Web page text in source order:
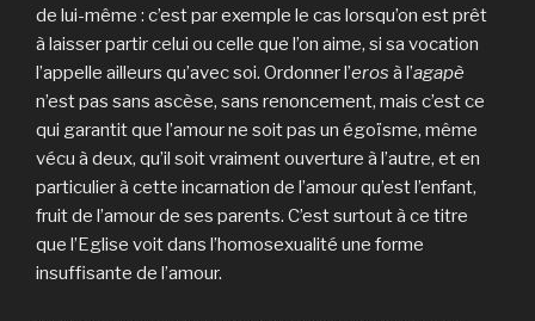
de lui-même : c’est par exemple le cas lorsqu’on est prêt
à laisser partir celui ou celle que l’on aime, si sa vocation
l’appelle ailleurs qu’avec soi. Ordonner l’eros à l’agapè
n’est pas sans ascèse, sans renoncement, mais c’est ce
qui garantit que l’amour ne soit pas un égoïsme, même
vécu à deux, qu’il soit vraiment ouverture à l’autre, et en
particulier à cette incarnation de l’amour qu’est l’enfant,
fruit de l’amour de ses parents. C’est surtout à ce titre
que l’Eglise voit dans l’homosexualité une forme
insuffisante de l’amour.